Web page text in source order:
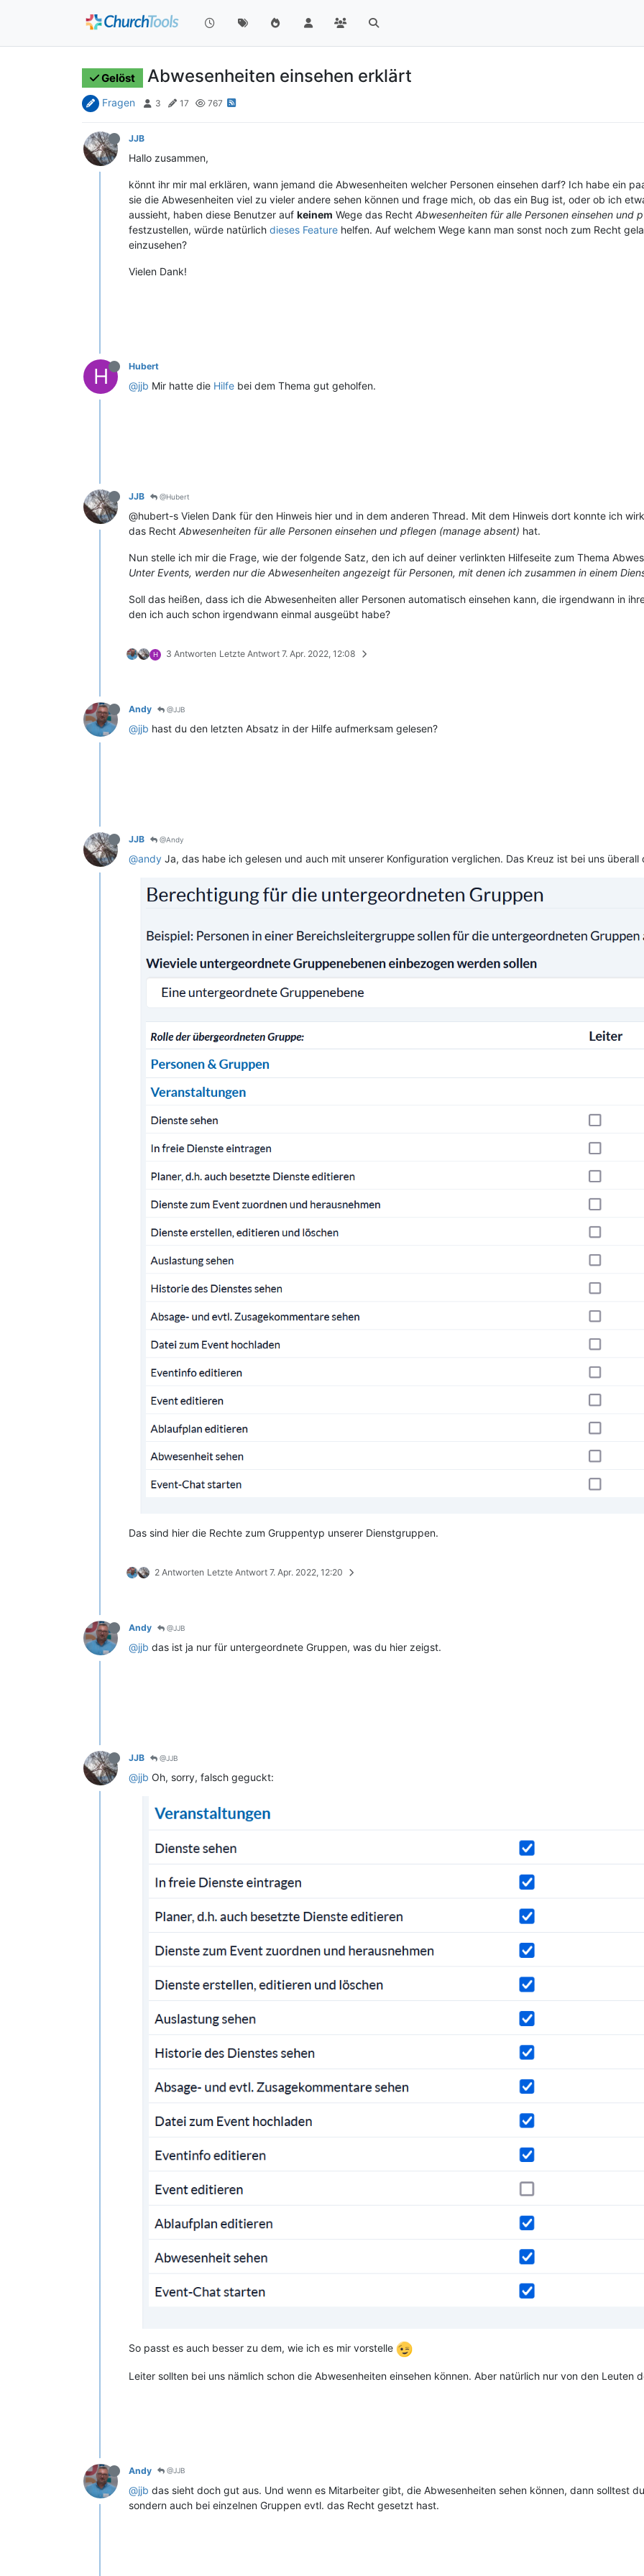
Gelöst Abwesenheiten einsehen erklärt
Fragen 3 17 767
JJB
Hallo zusammen,
könnt ihr mir mal erklären, wann jemand die Abwesenheiten welcher Personen einsehen darf? Ich habe ein
sie die Abwesenheiten viel zu vieler andere sehen können und frage mich, ob das ein Bug ist, oder ob ich
aussieht, haben diese Benutzer auf keinem Wege das Recht Abwesenheiten für alle Personen einsehen und
festzustellen, würde natürlich dieses Feature helfen. Auf welchem Wege kann man sonst noch zum Recht
einzusehen?
Vielen Dank!
H Hubert
@jjb Mir hatte die Hilfe bei dem Thema gut geholfen.
JJB @Hubert
@hubert-s Vielen Dank für den Hinweis hier und in dem anderen Thread. Mit dem Hinweis dort konnte ich
das Recht Abwesenheiten für alle Personen einsehen und pflegen (manage absent) hat.
Nun stelle ich mir die Frage, wie der folgende Satz, den ich auf deiner verlinkten Hilfeseite zum Thema
Unter Events, werden nur die Abwesenheiten angezeigt für Personen, mit denen ich zusammen in einem
Soll das heißen, dass ich die Abwesenheiten aller Personen automatisch einsehen kann, die irgendwann in
den ich auch schon irgendwann einmal ausgeübt habe?
H 3 Antworten Letzte Antwort 7. Apr. 2022, 12:08
Andy @JJB
@jjb hast du den letzten Absatz in der Hilfe aufmerksam gelesen?
JJB @Andy
@andy Ja, das habe ich gelesen und auch mit unserer Konfiguration verglichen. Das Kreuz ist bei uns überall
Das sind hier die Rechte zum Gruppentyp unserer Dienstgruppen.
2 Antworten Letzte Antwort 7. Apr. 2022, 12:20
Andy @JJB
@jjb das ist ja nur für untergeordnete Gruppen, was du hier zeigst.
JJB @JJB
@jjb Oh, sorry, falsch geguckt:
So passt es auch besser zu dem, wie ich es mir vorstelle
Leiter sollten bei uns nämlich schon die Abwesenheiten einsehen können. Aber natürlich nur von den Leuten
Andy @JJB
@jjb das sieht doch gut aus. Und wenn es Mitarbeiter gibt, die Abwesenheiten sehen können, dann solltest
sondern auch bei einzelnen Gruppen evtl. das Recht gesetzt hast.